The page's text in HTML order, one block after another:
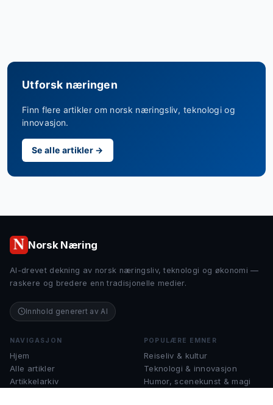
Utforsk næringen
Finn flere artikler om norsk næringsliv, teknologi og
innovasjon.
Se alle artikler →
Norsk Næring
AI-drevet dekning av norsk næringsliv, teknologi og økonomi —
raskere og bredere enn tradisjonelle medier.
Innhold generert av AI
NAVIGASJON
Hjem
Alle artikler
Artikkelarkiv
POPULÆRE EMNER
Reiseliv & kultur
Teknologi & innovasjon
Humor, scenekunst & magi